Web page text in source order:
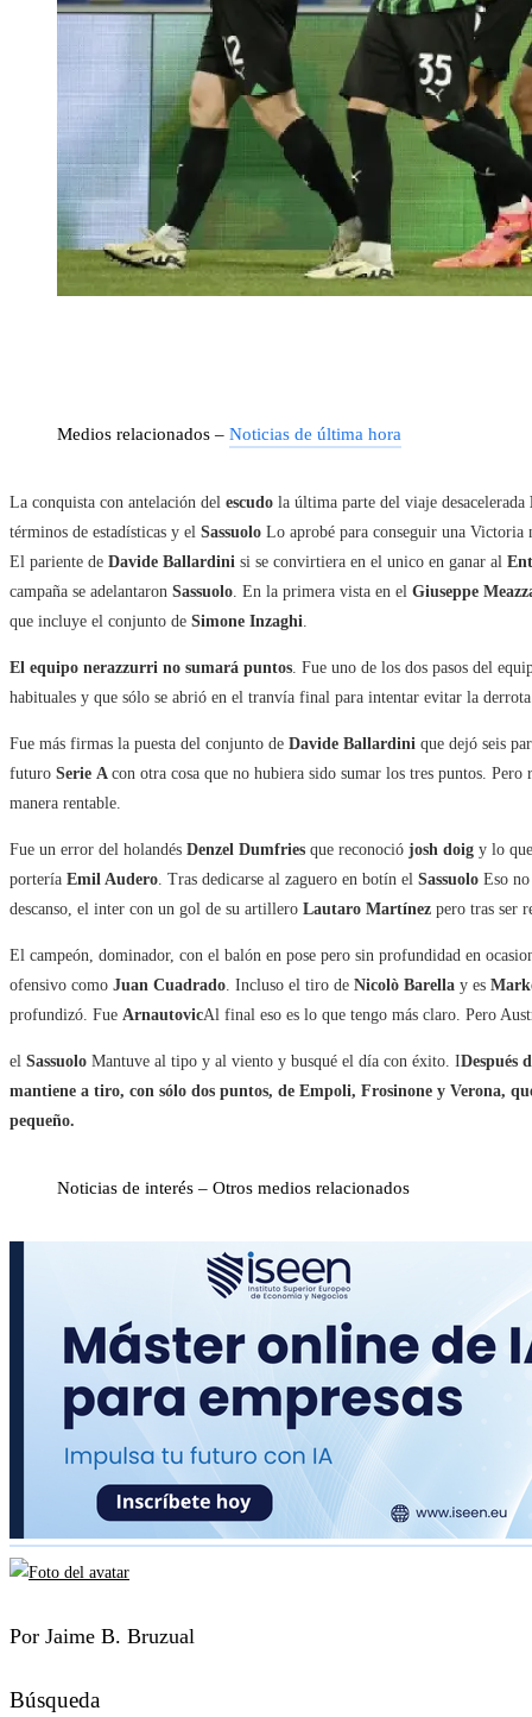
Medios relacionados – Noticias de última hora
La conquista con antelación del escudo la última parte del viaje desacelerada
términos de estadísticas y el Sassuolo Lo aprobé para conseguir una Victoria
El pariente de Davide Ballardini si se convirtiera en el unico en ganar al
campaña se adelantaron Sassuolo. En la primera vista en el Giuseppe
que incluye el conjunto de Simone Inzaghi.
El equipo nerazzurri no sumará puntos. Fue uno de los dos pasos del
habituales y que sólo se abrió en el tranvía final para intentar evitar la
Fue más firmas la puesta del conjunto de Davide Ballardini que dejó seis
futuro Serie A con otra cosa que no hubiera sido sumar los tres puntos.
manera rentable.
Fue un error del holandés Denzel Dumfries que reconoció josh doig y lo
portería Emil Audero. Tras dedicarse al zaguero en botín el Sassuolo Eso
descanso, el inter con un gol de su artillero Lautaro Martínez pero tras ser
El campeón, dominador, con el balón en pose pero sin profundidad en
ofensivo como Juan Cuadrado. Incluso el tiro de Nicolò Barella y es
profundizó. Fue ArnautovicAl final eso es lo que tengo más claro. Pero
el Sassuolo Mantuve al tipo y al viento y busqué el día con éxito. IDespués
mantiene a tiro, con sólo dos puntos, de Empoli, Frosinone y Verona,
pequeño.
Noticias de interés – Otros medios relacionados
Por Jaime B. Bruzual
Búsqueda